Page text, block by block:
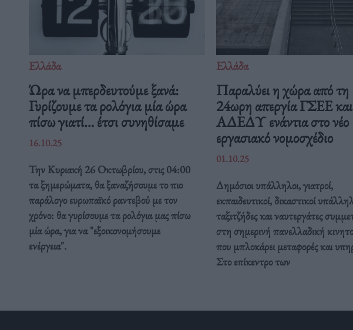
Ελλάδα
Ώρα να μπερδευτούμε ξανά:
Γυρίζουμε τα ρολόγια μία ώρα
πίσω γιατί… έτσι συνηθίσαμε
16.10.25
Την Κυριακή 26 Οκτωβρίου, στις 04:00
τα ξημερώματα, θα ξαναζήσουμε το πιο
παράλογο ευρωπαϊκό ραντεβού με τον
χρόνο: θα γυρίσουμε τα ρολόγια μας πίσω
μία ώρα, για να "εξοικονομήσουμε
ενέργεια".
Ελλάδα
Παραλύει η χώρα από τη
24ωρη απεργία ΓΣΕΕ και
ΑΔΕΔΥ ενάντια στο νέο
εργασιακό νομοσχέδιο
01.10.25
Δημόσιοι υπάλληλοι, γιατροί,
εκπαιδευτικοί, δικαστικοί
ταξιτζήδες και ναυτεργάτες
στη σημερινή πανελλαδική
που μπλοκάρει μεταφορές και
Στο επίκεντρο των